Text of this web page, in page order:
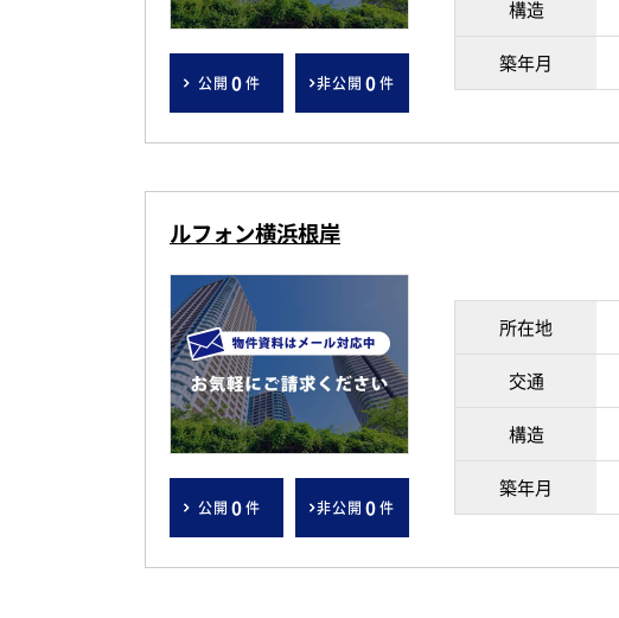
公開 0件 非公開 0件
構造
築年月
ルフォン横浜根岸
公開 0件 非公開 0件
所在地
交通
構造
築年月